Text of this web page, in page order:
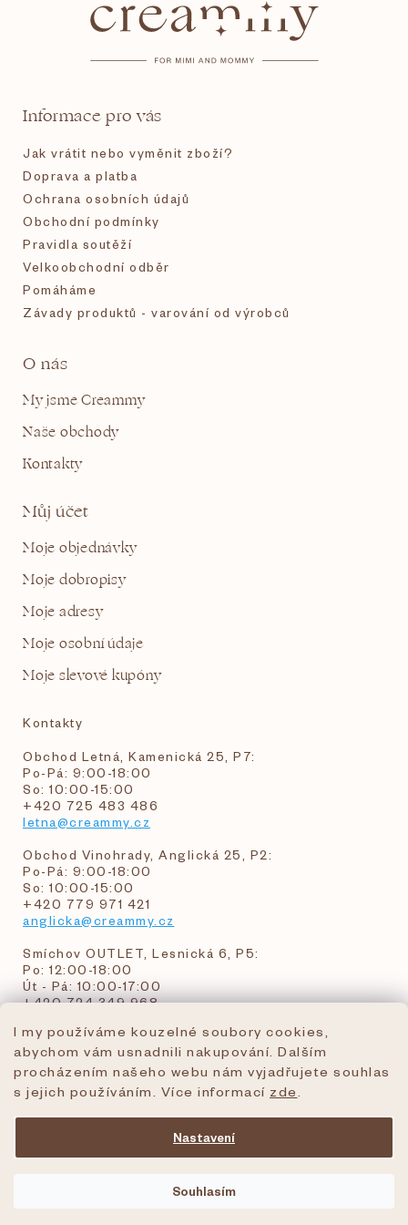
I my používáme kouzelné soubory cookies,
abychom vám usnadnili nakupování. Dalším
procházením našeho webu nám vyjadřujete souhlas
s jejich používáním. Více informací zde
Nastavení
Souhlasím
Informace pro vás
Jak vrátit nebo vyměnit zboží?
Doprava a platba
Ochrana osobních údajů
Obchodní podmínky
Pravidla soutěží
Velkoobchodní odběr
Pomáháme
Závady produktů - varování od výrobců
O nás
My jsme Creammy
Naše obchody
Kontakty
Můj účet
Moje objednávky
Moje dobropisy
Moje adresy
Moje osobní údaje
Moje slevové kupóny
Kontakty
Obchod Letná, Kamenická 25, P7:
Po-Pá: 9:00-18:00
So: 10:00-15:00
+420 725 483 486
letna@creammy.cz
Obchod Vinohrady, Anglická 25, P2:
Po-Pá: 9:00-18:00
So: 10:00-15:00
+420 779 971 421
anglicka@creammy.cz
Smíchov OUTLET, Lesnická 6, P5:
Po: 12:00-18:00
Út - Pá: 10:00-17:00
+420 724 349 968
objednavky@creammy.cz
tel:+420 724 349 968
creammy.cz